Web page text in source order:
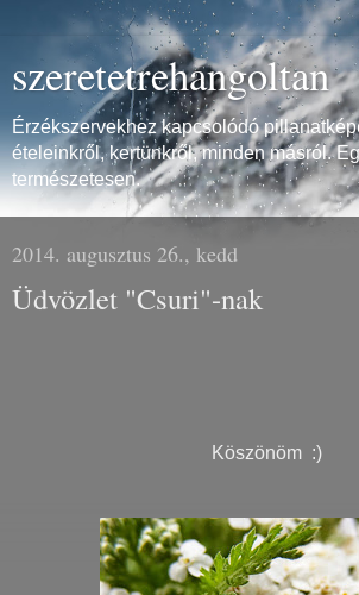
szeretetrehangoltan
Érzékszervekhez kapcsolódó
ételeinkről, kertünkről, minden másról.
természetesen.
2014. augusztus 26., kedd
Üdvözlet "Csuri"-nak
Köszönöm :)